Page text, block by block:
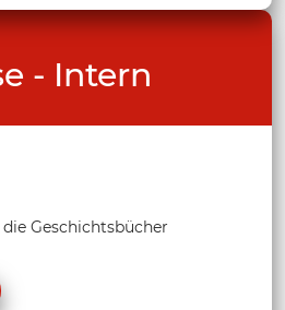
- Intern
Geschichtsbücher